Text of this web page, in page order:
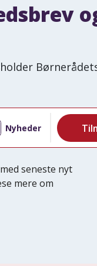
Nyheder
seneste nyt
mere om